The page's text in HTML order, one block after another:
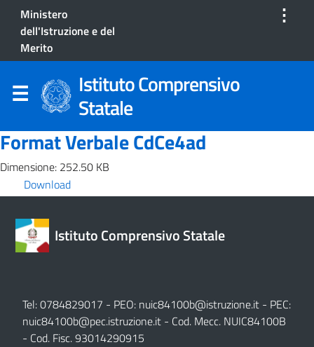
Ministero
dell'Istruzione e del
Merito
⋮
Istituto Comprensivo
Statale
Format Verbale CdCe4ad
Dimensione: 252.50 KB
Download
Istituto Comprensivo Statale
Tel: 0784829017 - PEO: nuic84100b@istruzione.it - PEC:
nuic84100b@pec.istruzione.it - Cod. Mecc. NUIC84100B
- Cod. Fisc. 93014290915